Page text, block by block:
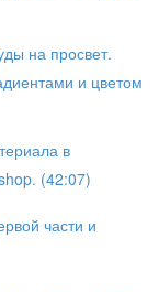
на просвет.
и цветом
в
(42:07)
части и